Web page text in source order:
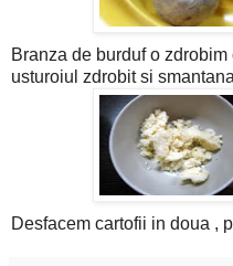
Branza de burduf o
usturoiul zdrobit si
Desfacem cartofii in doua ,